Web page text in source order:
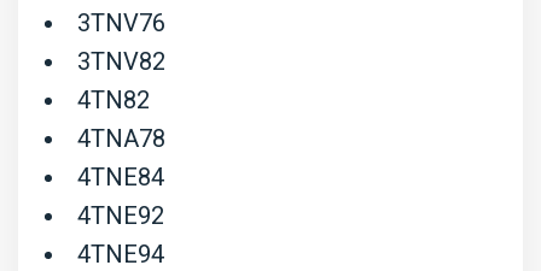
3TNV76
3TNV82
4TN82
4TNA78
4TNE84
4TNE92
4TNE94